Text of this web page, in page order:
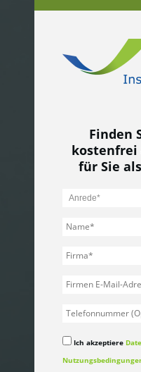
Finden
kostenfrei
für Sie
Ich akzeptiere